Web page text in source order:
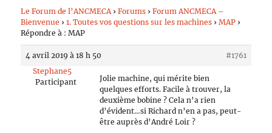
Le Forum de l’ANCMECA › Forums › Forum ANCMECA –
Bienvenue › 1. Toutes vos questions sur les machines › MAP ›
Répondre à : MAP
4 avril 2019 à 18 h 50
#1761
Stephane5
Participant
Jolie machine, qui mérite bien
quelques efforts. Facile à trouver, la
deuxième bobine ? Cela n’a rien
d’évident…si Richard n’en a pas, peut-
être auprès d’André Loir ?